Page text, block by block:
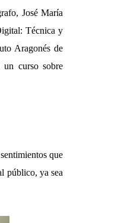
José María
Técnica y
Aragonés de
curso sobre
que
público, ya sea